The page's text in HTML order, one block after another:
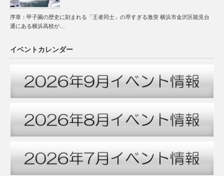
序章：甲子園の歴史に刻まれる「王者同士」の早すぎる激突 横浜市金沢区能見台
通にある横浜高校が…
イベントカレンダー